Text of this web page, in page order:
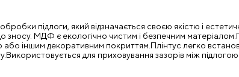
підлоги, який відзначається своєю якістю і
зносу. МДФ є екологічно чистим і безпечним
або іншим декоративним покриттям.Плінтус легко
для приховування зазорів між